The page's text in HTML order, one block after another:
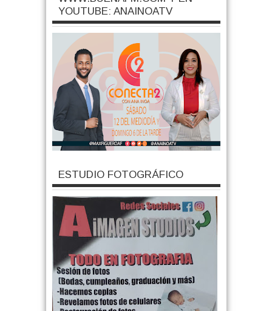
YOUTUBE: ANAINOATV
ESTUDIO FOTOGRÁFICO